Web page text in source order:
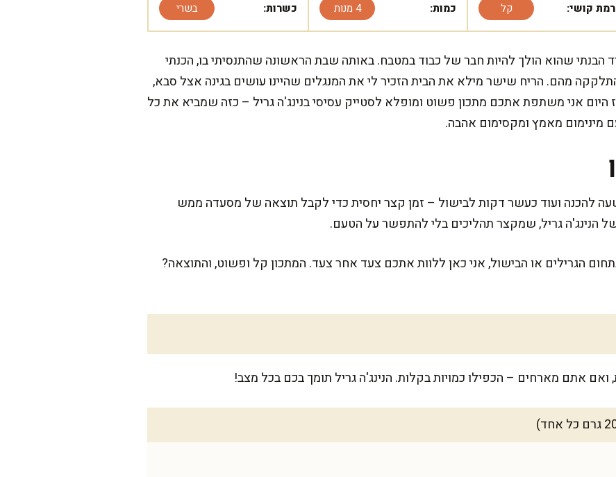
רמת קושי: קל כמות: 4 מנות כשרות: בשרי
הבנתי שהוא הולך להיות חבר של כבוד במטבח. באותה שבת הראשונה שהתנסיתי בו, הכנתי
מהם. הריח שישר מילא את הבית הזכיר לי את המנגלים שהיינו עושים בגינה אצל סבא,
היום אני משתפת אתכם מתכון פשוט ומופלא לסטייק עסיסי בנינג'ה גריל – כזה שמביא את כל
מינימום מאמץ ומקסימום אהבה.
להכנה ועוד כעשר דקות לבישול – זמן קצר יחסית כדי לקבל תוצאה של מסעדה ממש
הנינג'ה גריל, שמקצר תהליכים בלי להתפשר על הטעם.
הגרילים או הבישול, אני כאן ללוות אתכם צעד אחר צעד. המתכון קל ופשוט, והתוצאה?